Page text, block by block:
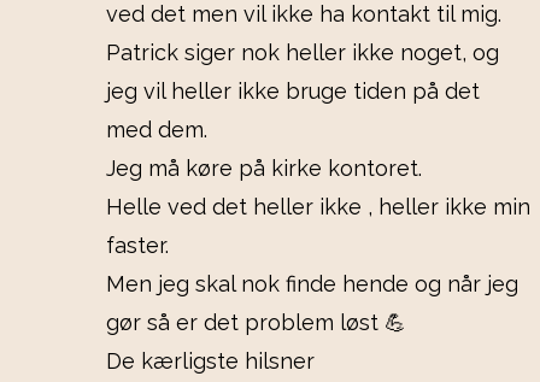
ved det men vil ikke ha kontakt til mig.
Patrick siger nok heller ikke noget, og
jeg vil heller ikke bruge tiden på det
med dem.
Jeg må køre på kirke kontoret.
Helle ved det heller ikke , heller ikke min
faster.
Men jeg skal nok finde hende og når jeg
gør så er det problem løst 💪
De kærligste hilsner